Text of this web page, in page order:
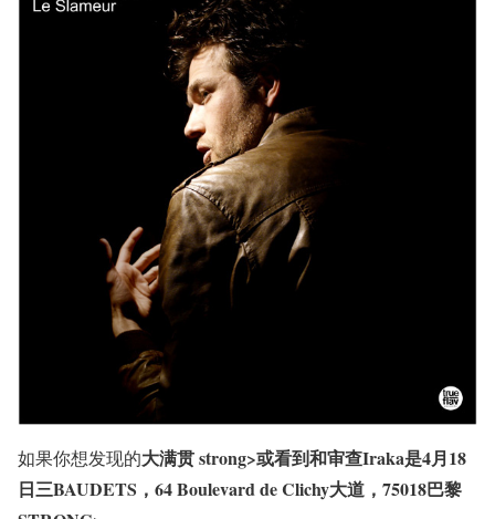
如果你想发现的大满贯 strong>或看到和审查Iraka是4月18
日三BAUDETS，64 Boulevard de Clichy大道，75018巴黎